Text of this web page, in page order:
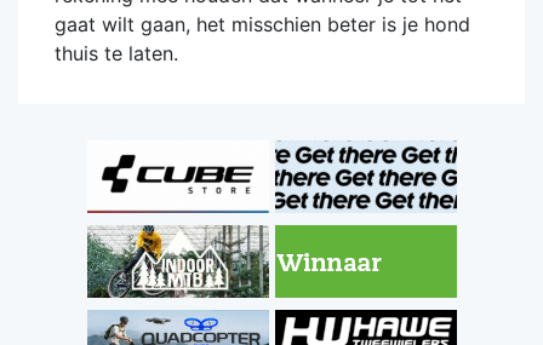
gaat wilt gaan, het misschien beter is je hond
thuis te laten.